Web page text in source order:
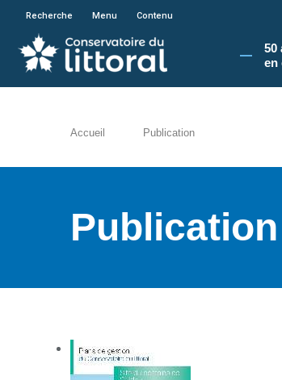
En poursuivant votre
Recherche Menu Contenu
50
en
Accueil Publication
Publication